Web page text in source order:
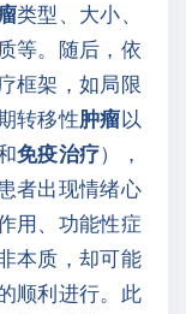
类型、大小、
等。随后，依
框架，如局限
转移性肿瘤以
免疫治疗），
者出现情绪心
用、功能性症
本质，却可能
顺利进行。此